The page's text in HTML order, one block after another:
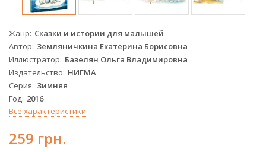
Жанр Сказки и истории для малышей
Автор Земляничкина Екатерина Борисовна
Иллюстратор Базелян Ольга Владимировна
Издательство НИГМА
Серия Зимняя
Год 2016
Все характеристики
259 грн.